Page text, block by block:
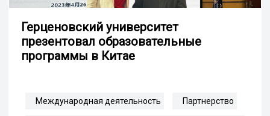
Герценовский университет
презентовал образовательные
программы в Китае
Международная деятельность Партнерство